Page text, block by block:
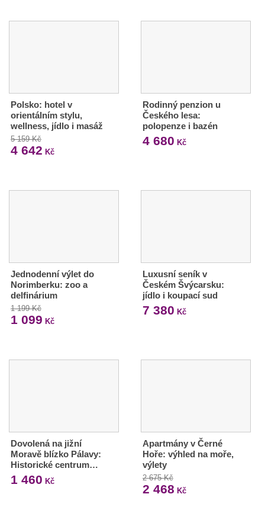
Polsko: hotel v
orientálním stylu,
wellness, jídlo i masáž
5 159 Kč
4 642 Kč
Rodinný penzion u
Českého lesa:
polopenze i bazén
4 680 Kč
Jednodenní výlet do
Norimberku: zoo a
delfinárium
1 199 Kč
1 099 Kč
Luxusní seník v
Českém Švýcarsku:
jídlo i koupací sud
7 380 Kč
Dovolená na jižní
Moravě blízko Pálavy:
Historické centrum…
1 460 Kč
Apartmány v Černé
Hoře: výhled na moře,
výlety
2 675 Kč
2 468 Kč